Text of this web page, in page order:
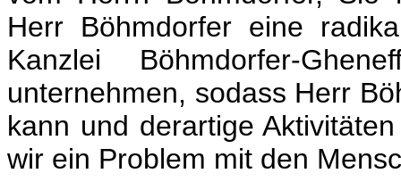
Herr Böhmdorfer eine
Kanzlei Böhmdorfer-
unternehmen, sodass Herr
kann und derartige
wir ein Problem mit den